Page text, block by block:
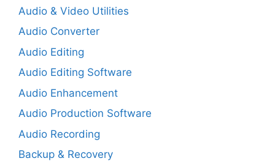
Audio & Video Utilities
Audio Converter
Audio Editing
Audio Editing Software
Audio Enhancement
Audio Production Software
Audio Recording
Backup & Recovery